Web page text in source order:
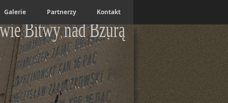
Galerie Partnerzy Kontakt
Bitwy nad Bzurą